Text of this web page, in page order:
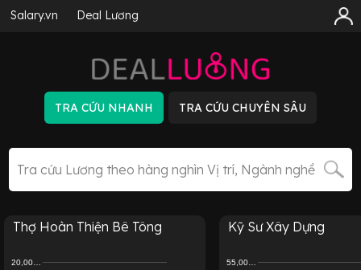
Salary.vn Deal Lương
Thợ Hoàn Thiện Bê Tông
20,00…
Kỹ Sư Xây Dựng
55,00…